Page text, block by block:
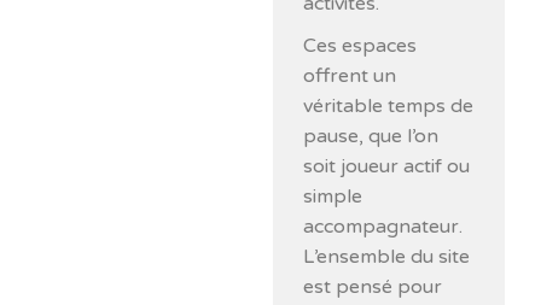
Ces espaces
offrent un
véritable temps de
pause, que l’on
soit joueur actif ou
simple
accompagnateur.
L’ensemble du site
est pensé pour